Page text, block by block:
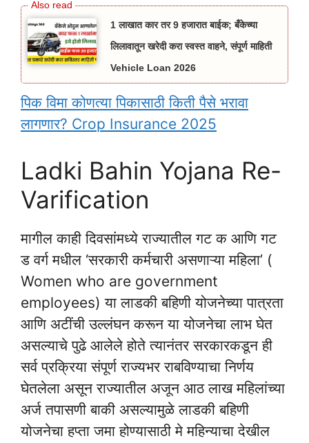
1 लाखात कार तर 9 हजारात बाईक; बँकेच्या
लिलावातून खरेदी करा स्वस्त वाहने, संपूर्ण माहिती
Vehicle Loan 2026
पिक विमा कोणत्या पिकासाठी किती पैसे भरावा
लागणार? Crop Insurance 2025
Ladki Bahin Yojana Re-
Varification
मागील काही दिवसांमध्ये राज्यातील गट क आणि गट
ड वर्ग मधील ‘सरकारी कर्मचारी असणाऱ्या महिला’ (
Women who are government
employees) या लाडकी बहिणी योजनेच्या पात्रता
आणि अटींची उल्लंघन करून या योजनेचा लाभ घेत
असल्याचे पुढे आलेले होते त्यानंतर सरकारकडून ही
सर्व प्रक्रिया संपूर्ण राज्यभर राबविण्याचा निर्णय
घेतलेला असून राज्यातील अजून आठ लाख महिलांच्या
अर्ज तपासणी बाकी असल्यामुळे लाडकी बहिणी
योजनेचा हप्ता जमा होण्यासाठी मे महिन्याचा देखील